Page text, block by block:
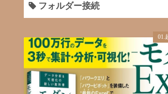
フォルダー接続
01.